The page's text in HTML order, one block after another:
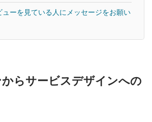
ューを見ている人にメッセージをお願い
らサービスデザインへの